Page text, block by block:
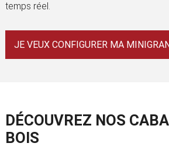
temps réel.
JE VEUX CONFIGURER MA
DÉCOUVREZ NOS
BOIS